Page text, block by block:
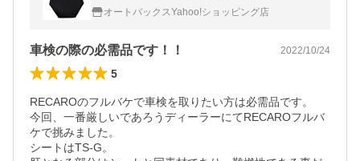
オートバックスYahoo!ショッピング店
車検の際の必需品です！！ 2022/10/24
5
RECAROのフルバケで車検を取りたい方は必需品です。
今回、一番厳しいであろうディーラーにてRECAROフルバ
ケで挑みました。
シートはTS-G。